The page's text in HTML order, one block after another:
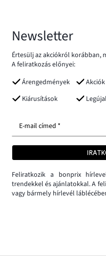
Newsletter
Értesülj az akciókról korábban,
A feliratkozás előnyei:
Árengedmények
Akciók
Kiárusítások
E-mail címed *
Feliratkozik a bonprix
trendekkel és ajánlatokkal. A
vagy bármely hírlevél